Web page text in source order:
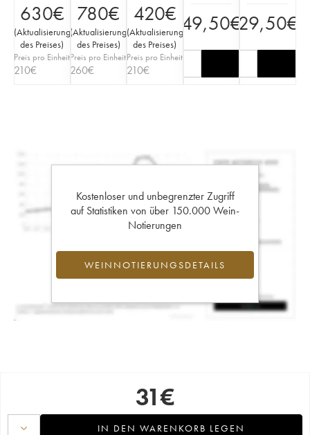
630€
(Aktualisierung
des Preises)
Preis pro Einheit
210€
780€
(Aktualisierung
des Preises)
Preis pro Einheit
260€
420€
(Aktualisierung
des Preises)
Preis pro Einheit
210€
49,50€29,50€
Kostenloser und unbegrenzter Zugriff
auf Statistiken von über 150.000 Wein-
Notierungen
WEINNOTIERUNGSDETAILS
31€
IN DEN WARENKORB LEGEN